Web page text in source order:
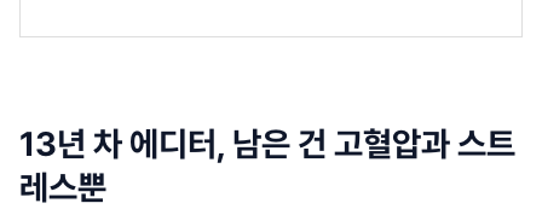
13년 차 에디터, 남은 건 고혈압과 스트
레스뿐